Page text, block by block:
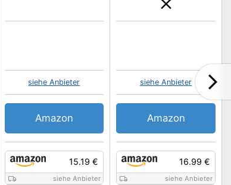
15.19 €
siehe Anbieter
siehe Anbieter
Amazon
16.99 €
siehe Anbieter
siehe Anbieter
Amazon